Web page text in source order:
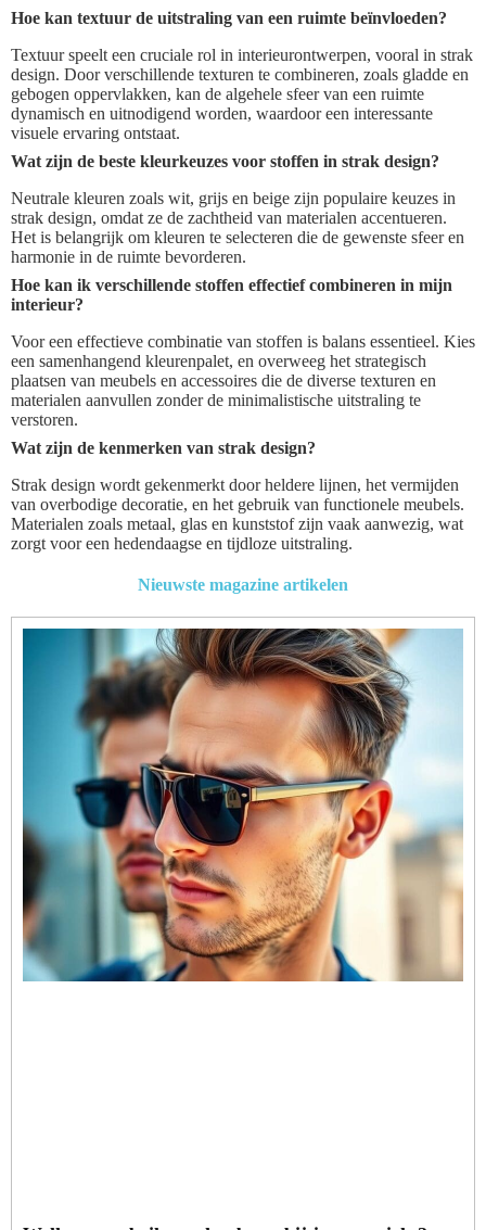
Hoe kan textuur de uitstraling van een ruimte beïnvloeden?
Textuur speelt een cruciale rol in interieurontwerpen, vooral in strak
design. Door verschillende texturen te combineren, zoals gladde en
gebogen oppervlakken, kan de algehele sfeer van een ruimte
dynamisch en uitnodigend worden, waardoor een interessante
visuele ervaring ontstaat.
Wat zijn de beste kleurkeuzes voor stoffen in strak design?
Neutrale kleuren zoals wit, grijs en beige zijn populaire keuzes in
strak design, omdat ze de zachtheid van materialen accentueren.
Het is belangrijk om kleuren te selecteren die de gewenste sfeer en
harmonie in de ruimte bevorderen.
Hoe kan ik verschillende stoffen effectief combineren in mijn
interieur?
Voor een effectieve combinatie van stoffen is balans essentieel. Kies
een samenhangend kleurenpalet, en overweeg het strategisch
plaatsen van meubels en accessoires die de diverse texturen en
materialen aanvullen zonder de minimalistische uitstraling te
verstoren.
Wat zijn de kenmerken van strak design?
Strak design wordt gekenmerkt door heldere lijnen, het vermijden
van overbodige decoratie, en het gebruik van functionele meubels.
Materialen zoals metaal, glas en kunststof zijn vaak aanwezig, wat
zorgt voor een hedendaagse en tijdloze uitstraling.
Nieuwste magazine artikelen